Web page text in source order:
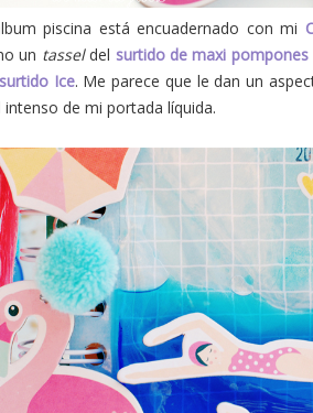
piscina está encuadernado con mi
un tasseldel surtido de maxi
Ice. Me parece que le dan un
intenso de mi portada líquida.